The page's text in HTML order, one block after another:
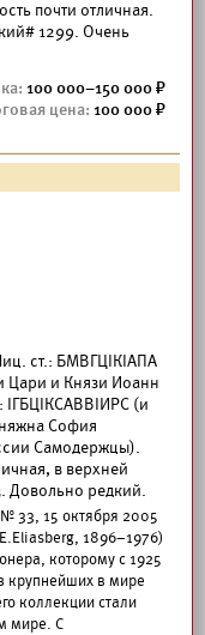
почти отличная.
1299. Очень
100 000–150 000
100 000
ст.: БМВГЦIКIАПА
Цари и Князи Иоанн
IГБЦIКСАВВIИРС (и
София
Самодержцы).
в верхней
Довольно редкий.
33, 15 октября 2005
1896–1976)
которому с 1925
крупнейших в мире
коллекции стали
мире. С